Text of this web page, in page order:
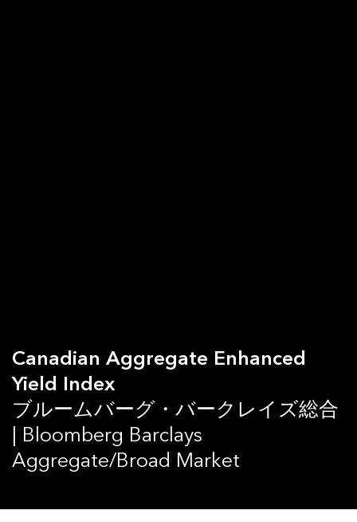
Canadian Aggregate Enhanced
Yield Index
ブルームバーグ・バークレイズ総合
| Bloomberg Barclays
Aggregate/Broad Market